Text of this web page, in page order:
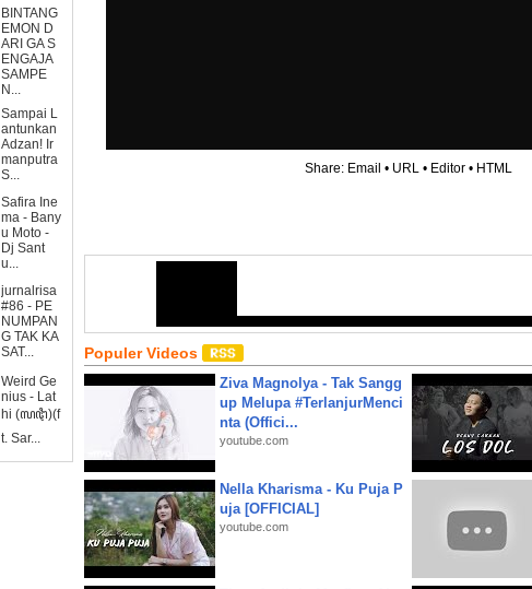
BINTANG
EMON D
ARI GA S
ENGAJA
SAMPE
N...
Sampai L
antunkan
Adzan! Ir
manputra
S...
Safira Ine
ma - Bany
u Moto -
Dj Sant
u...
jurnalrisa
#86 - PE
NUMPAN
G TAK KA
SAT...
Weird Ge
nius - Lat
hi (ꦭꦛꦶ)(f
t. Sar...
Share: Email • URL • Editor • HTML
Populer Videos
Ziva Magnolya - Tak Sangg
up Melupa #TerlanjurMenci
nta (Offici...
youtube.com
Nella Kharisma - Ku Puja P
uja [OFFICIAL]
youtube.com